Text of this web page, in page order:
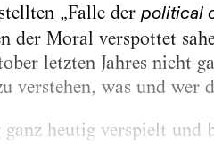
„Falle der political
der Moral verspottet
letzten Jahres nicht
verstehen, was und wer
ganz heutig verspielt und